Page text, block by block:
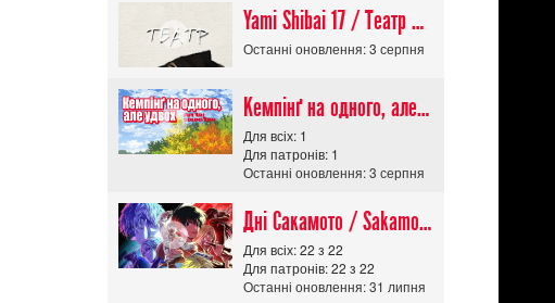
Yami Shibai 17 / Театр Мороку 17
Останні оновлення: 3 серпня
Кемпінґ на одного, але удвох / Futari Solo Camp
Для всіх: 1
Для патронів: 1
Останні оновлення: 3 серпня
Дні Сакамото / Sakamoto Days (Сезон 1)
Для всіх: 22 з 22
Для патронів: 22 з 22
Останні оновлення: 31 липня